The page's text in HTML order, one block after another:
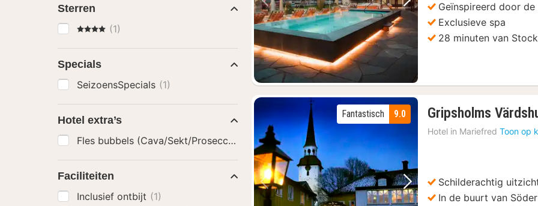
Vorige foto Volgende foto
Geïnspireerd door de
Exclusieve spa
28 minuten van
Vorige foto Volgende foto
9.0
Fantastisch Gripsholms
Hotel in Mariefred Toon op
Schilderachtig
In de buurt van
Sterren
4 Sterren
(1)
Specials
SeizoensSpecials (1)
Hotel extra’s
Fles bubbels (Cava/Sekt/Prosecco)
Faciliteiten
Inclusief ontbijt (1)